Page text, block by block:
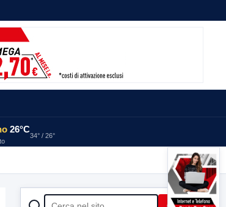
26°C
34° / 26°
CERCA